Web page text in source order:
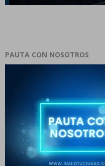
PAUTA CON NOSOTROS